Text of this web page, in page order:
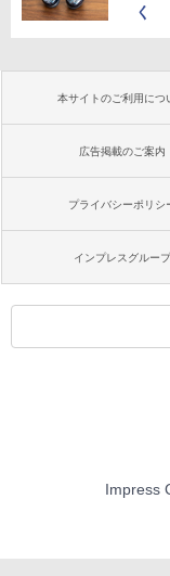
く
本サイトのご利用につ
広告掲載のご案内
プライバシーポリシ
インプレスグループ
Impress